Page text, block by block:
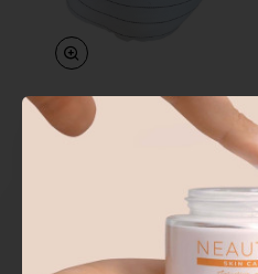
Ro-Ro
Άμεσα Διαθέσιμο